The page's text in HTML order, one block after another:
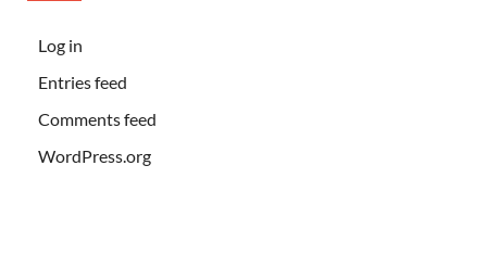
Log in
Entries feed
Comments feed
WordPress.org